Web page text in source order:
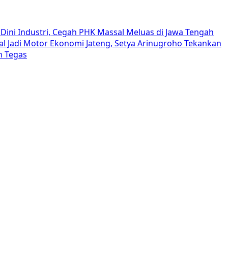
Industri, Cegah PHK Massal Meluas di Jawa Tengah
Jadi Motor Ekonomi Jateng, Setya Arinugroho Tekankan
Tegas